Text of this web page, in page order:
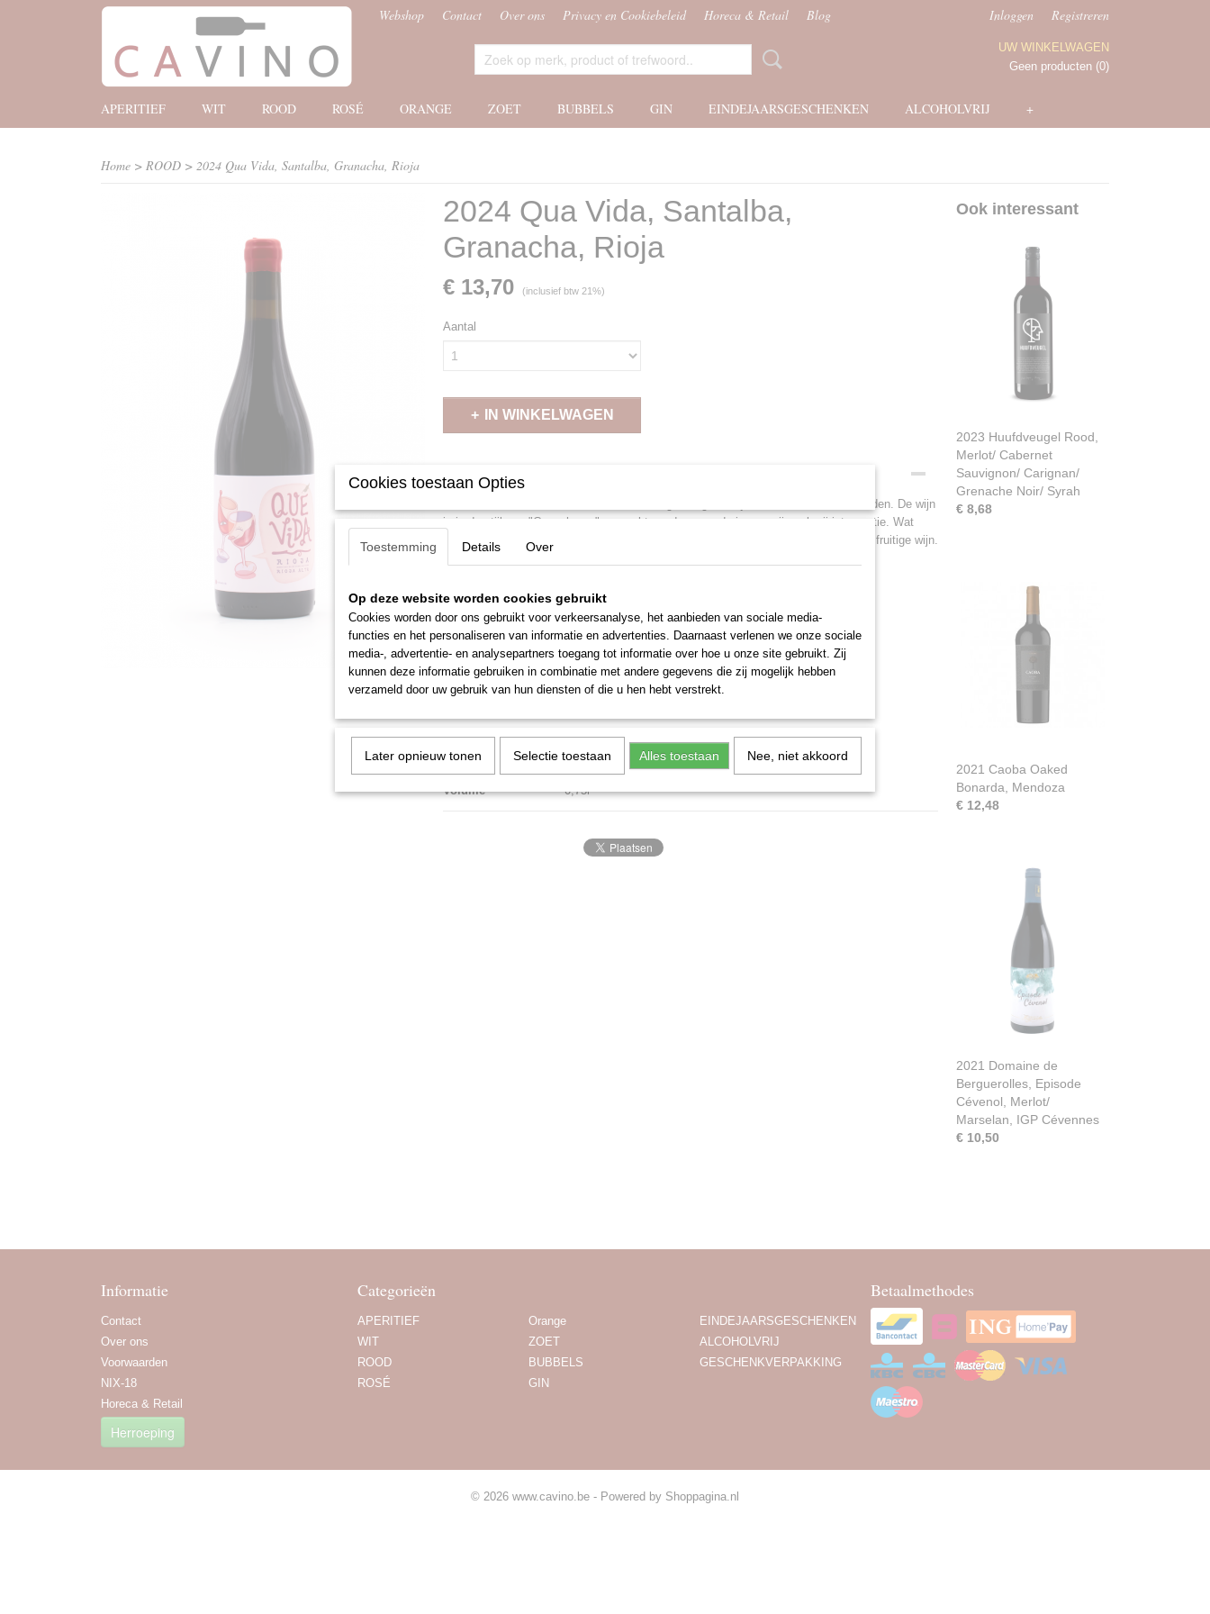
Webshop Contact Over ons Privacy en Cookiebeleid Horeca & Retail Blog Inloggen Registreren
UW WINKELWAGEN
Geen producten (0)
APERITIEF WIT ROOD ROSÉ ORANGE ZOET BUBBELS GIN EINDEJAARSGESCHENKEN ALCOHOLVRIJ +
Home > ROOD > 2024 Qua Vida, Santalba, Granacha, Rioja
2024 Qua Vida, Santalba,
Granacha, Rioja
€ 13,70 (inclusief btw 21%)
Aantal
IN WINKELWAGEN
Omschrijving
Que Vida of wat een leven is een lokale begroeting in Rioja tussen familie en vrienden. De wijn
is in de stijl van "Cosecheros" gemaakt zonder veroudering en wijnmakerij interventie. Wat
betekent dat de wijn jong gedronken moet worden. Een heldere, frisse, smaakvolle fruitige wijn.
LandSpanje
Streek
DruivensoortGranacha
Afsluiting Kurk
Volume0,75l
Ook interessant
2023 Huufdveugel Rood,
Merlot/ Cabernet
Sauvignon/ Carignan/
Grenache Noir/ Syrah
€ 8,68
2021 Caoba Oaked
Bonarda, Mendoza
€ 12,48
2021 Domaine de
Berguerolles, Episode
Cévenol, Merlot/
Marselan, IGP Cévennes
€ 10,50
Informatie
Contact
Over ons
Voorwaarden
NIX-18
Horeca & Retail
Herroeping
Categorieën
APERITIEF
WIT
ROOD
ROSÉ
Orange
ZOET
BUBBELS
GIN
EINDEJAARSGESCHENKEN
ALCOHOLVRIJ
GESCHENKVERPAKKING
Betaalmethodes
© 2026 www.cavino.be - Powered by Shoppagina.nl
Cookies toestaan Opties
Toestemming Details Over
Op deze website worden cookies gebruikt
Cookies worden door ons gebruikt voor verkeersanalyse, het aanbieden van sociale media-
functies en het personaliseren van informatie en advertenties. Daarnaast verlenen we onze sociale
media-, advertentie- en analysepartners toegang tot informatie over hoe u onze site gebruikt. Zij
kunnen deze informatie gebruiken in combinatie met andere gegevens die zij mogelijk hebben
verzameld door uw gebruik van hun diensten of die u hen hebt verstrekt.
Later opnieuw tonen Selectie toestaan Alles toestaan Nee, niet akkoord